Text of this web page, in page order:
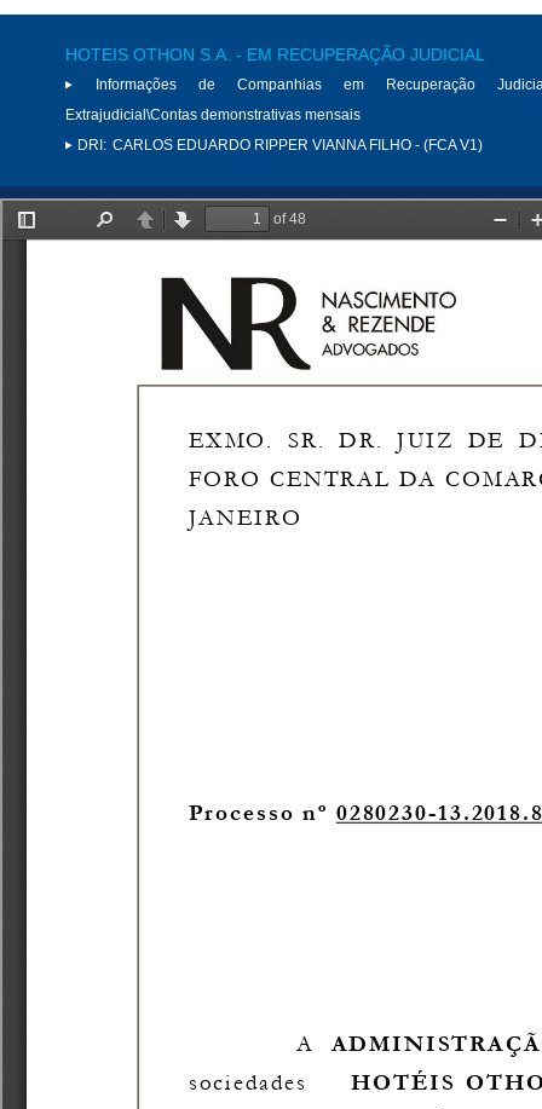
HOTEIS OTHON S.A. - EM RECUPERAÇÃO JUDICIAL
Informações de Companhias em Recuperação
Extrajudicial\Contas demonstrativas mensais
DRI: CARLOS EDUARDO RIPPER VIANNA FILHO - (FCA V1)